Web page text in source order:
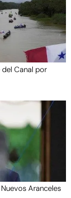
Canal por
Aranceles